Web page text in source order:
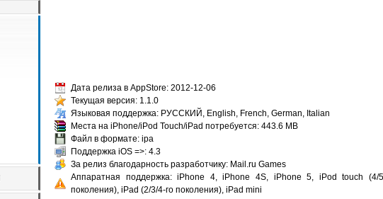
Дата релиза в AppStore: 2012-12-06
Текущая версия: 1.1.0
Языковая поддержка: РУССКИЙ, English, French, German, Italian
Места на iPhone/iPod Touch/iPad потребуется: 443.6 MB
Файл в формате: ipa
Поддержка iOS =>: 4.3
За релиз благодарность разработчику: Mail.ru Games
Аппаратная поддержка: iPhone 4, iPhone 4S, iPhone 5, iPod touch (4/
поколения), iPad (2/3/4-го поколения), iPad mini